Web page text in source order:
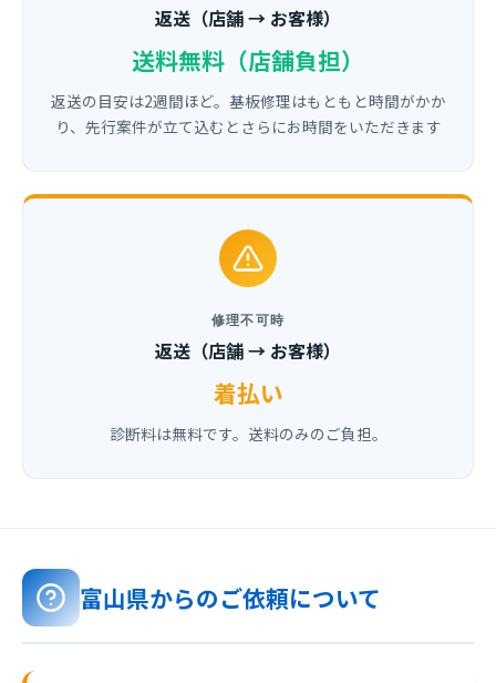
返送（店舗 → お客様）
送料無料（店舗負担）
返送の目安は2週間ほど。基板修理はもともと時間がかか
り、先行案件が立て込むとさらにお時間をいただきます
修理不可時
返送（店舗 → お客様）
着払い
診断料は無料です。送料のみのご負担。
富山県からのご依頼について